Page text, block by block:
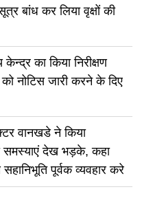
बांध कर लिया वृक्षों की
का किया निरीक्षण
नोटिस जारी करने के दिए
वानखडे ने किया
समस्याएं देख भड़के, कहा
सहानिभूति पूर्वक व्यवहार करे